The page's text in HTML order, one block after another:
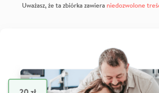
Uważasz, że ta zbiórka zawiera niedozwolone